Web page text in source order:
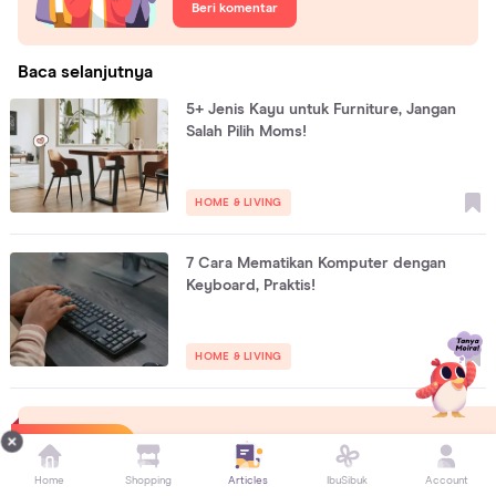
Beri komentar
Baca selanjutnya
5+ Jenis Kayu untuk Furniture, Jangan
Salah Pilih Moms!
HOME & LIVING
7 Cara Mematikan Komputer dengan
Keyboard, Praktis!
HOME & LIVING
Highlights Lihat semua
Home Shopping Articles IbuSibuk Account